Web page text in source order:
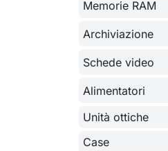
Memorie RAM
Archiviazione
Schede video
Alimentatori
Unità ottiche
Case